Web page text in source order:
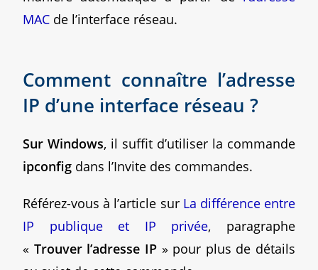
MAC de l’interface réseau.
Comment connaître l’adresse
IP d’une interface réseau ?
Sur Windows, il suffit d’utiliser la commande
ipconfig dans l’Invite des commandes.
Référez-vous à l’article sur La différence entre
IP publique et IP privée, paragraphe
« Trouver l’adresse IP» pour plus de détails